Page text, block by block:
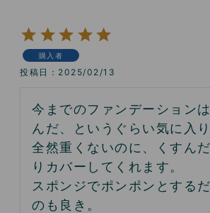
購入者
投稿日 2025/02/13
今までのファンデーション
んだ、というぐらい気に入り
全然重くないのに、くすん
りカバーしてくれます。
スポンジでポンポンとする
のも良き。